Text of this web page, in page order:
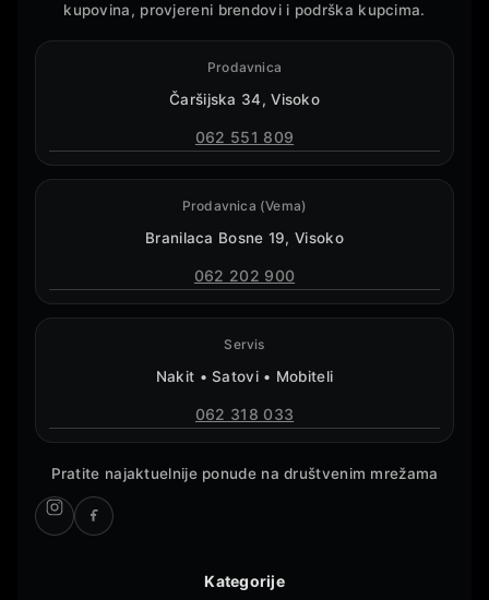
kupovina, provjereni brendovi i podrška kupcima.
Prodavnica
Čaršijska 34, Visoko
062 551 809
Prodavnica (Vema)
Branilaca Bosne 19, Visoko
062 202 900
Servis
Nakit • Satovi • Mobiteli
062 318 033
Pratite najaktuelnije ponude na društvenim mrežama
Kategorije